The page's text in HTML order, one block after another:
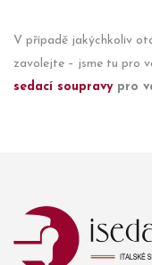
V případě jakýchkoliv
zavolejte – jsme tu pro
sedací soupravypro